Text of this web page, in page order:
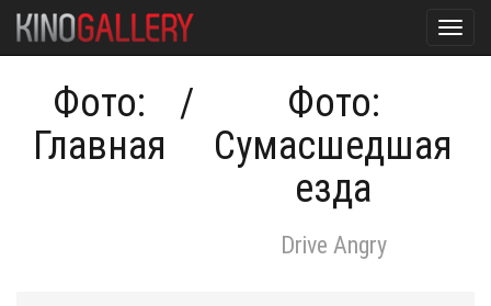
Фото:
Главная
/
Фото:
Сумасшедшая
езда
Drive Angry